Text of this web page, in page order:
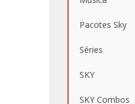
Pacotes Sky
Séries
SKY
SKY Combos